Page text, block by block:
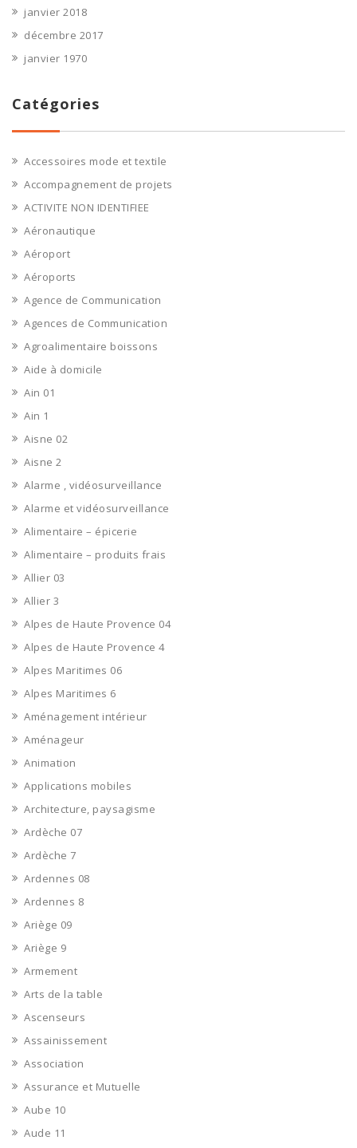
janvier 2018
décembre 2017
janvier 1970
Catégories
Accessoires mode et textile
Accompagnement de projets
ACTIVITE NON IDENTIFIEE
Aéronautique
Aéroport
Aéroports
Agence de Communication
Agences de Communication
Agroalimentaire boissons
Aide à domicile
Ain 01
Ain 1
Aisne 02
Aisne 2
Alarme , vidéosurveillance
Alarme et vidéosurveillance
Alimentaire – épicerie
Alimentaire – produits frais
Allier 03
Allier 3
Alpes de Haute Provence 04
Alpes de Haute Provence 4
Alpes Maritimes 06
Alpes Maritimes 6
Aménagement intérieur
Aménageur
Animation
Applications mobiles
Architecture, paysagisme
Ardèche 07
Ardèche 7
Ardennes 08
Ardennes 8
Ariège 09
Ariège 9
Armement
Arts de la table
Ascenseurs
Assainissement
Association
Assurance et Mutuelle
Aube 10
Aude 11